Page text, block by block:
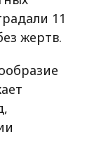
11
жертв.